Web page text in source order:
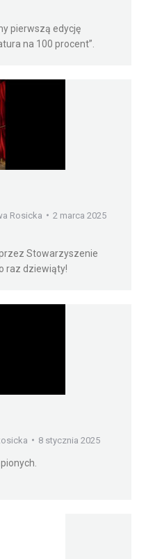
pierwszą edycję
na 100 procent”.
Rosicka 2 marca 2025
Stowarzyszenie
raz dziewiąty!
8 stycznia 2025